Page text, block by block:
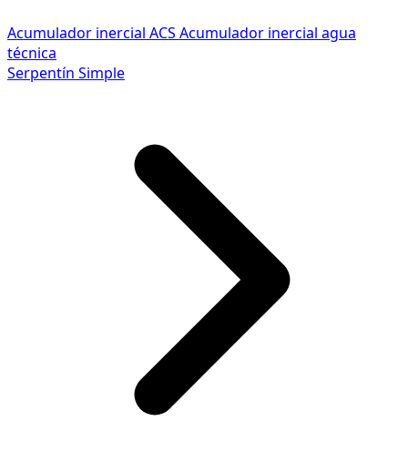
Acumulador inercial ACS Acumulador inercial agua
técnica
Serpentín Simple